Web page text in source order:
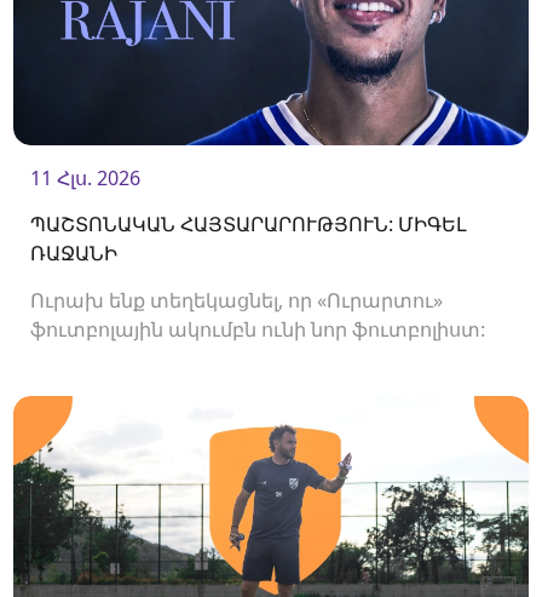
11 Հլս. 2026
ՊԱՇՏՈՆԱԿԱՆ ՀԱՅՏԱՐԱՐՈՒԹՅՈՒՆ: ՄԻԳԵԼ
ՌԱՋԱՆԻ
Ուրախ ենք տեղեկացնել, որ «Ուրարտու»
ֆուտբոլային ակումբն ունի նոր ֆուտբոլիստ: